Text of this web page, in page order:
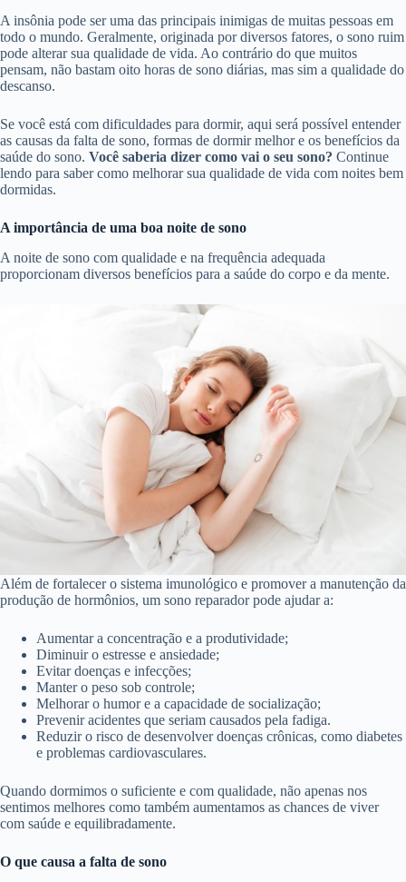
A insônia pode ser uma das principais inimigas de muitas pessoas em
todo o mundo. Geralmente, originada por diversos fatores, o sono ruim
pode alterar sua qualidade de vida. Ao contrário do que muitos
pensam, não bastam oito horas de sono diárias, mas sim a qualidade do
descanso.
Se você está com dificuldades para dormir, aqui será possível entender
as causas da falta de sono, formas de dormir melhor e os benefícios da
saúde do sono. Você saberia dizer como vai o seu sono? Continue
lendo para saber como melhorar sua qualidade de vida com noites bem
dormidas.
A importância de uma boa noite de sono
A noite de sono com qualidade e na frequência adequada
proporcionam diversos benefícios para a saúde do corpo e da mente.
Além de fortalecer o sistema imunológico e promover a manutenção da
produção de hormônios, um sono reparador pode ajudar a:
Aumentar a concentração e a produtividade;
Diminuir o estresse e ansiedade;
Evitar doenças e infecções;
Manter o peso sob controle;
Melhorar o humor e a capacidade de socialização;
Prevenir acidentes que seriam causados pela fadiga.
Reduzir o risco de desenvolver doenças crônicas, como diabetes
e problemas cardiovasculares.
Quando dormimos o suficiente e com qualidade, não apenas nos
sentimos melhores como também aumentamos as chances de viver
com saúde e equilibradamente.
O que causa a falta de sono